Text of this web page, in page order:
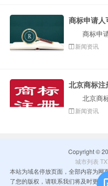
新闻资讯
新闻资讯
Copyright ©
城市列表
本站为域名停放页面，全部内容为网
了您的版权，请联系我们将及时更正